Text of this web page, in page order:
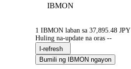
IBMON
1 IBMON laban sa 37,895.48 JPY
Huling na-update na oras --
I-refresh
Bumili ng IBMON ngayon